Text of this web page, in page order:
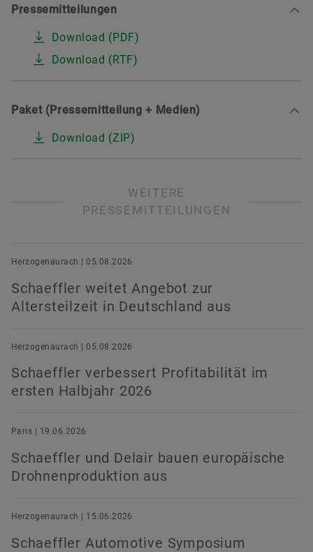
Pressemitteilungen
Download (PDF)
Download (RTF)
Paket (Pressemitteilung + Medien)
Download (ZIP)
WEITERE
PRESSEMITTEILUNGEN
Herzogenaurach | 05.08.2026
Schaeffler weitet Angebot zur
Altersteilzeit in Deutschland aus
Herzogenaurach | 05.08.2026
Schaeffler verbessert Profitabilität im
ersten Halbjahr 2026
Paris | 19.06.2026
Schaeffler und Delair bauen europäische
Drohnenproduktion aus
Herzogenaurach | 15.06.2026
Schaeffler Automotive Symposium